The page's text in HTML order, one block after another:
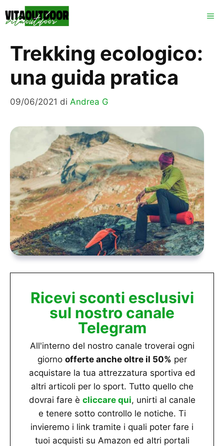
al
Trekking ecologico:
una guida pratica
09/06/2021 di Andrea G
Ricevi sconti esclusivi
sul nostro canale
Telegram
All'interno del nostro canale troverai ogni
giorno offerte anche oltre il 50% per
acquistare la tua attrezzatura sportiva ed
altri articoli per lo sport. Tutto quello che
dovrai fare è cliccare qui, unirti al canale
e tenere sotto controllo le notiche. Ti
invieremo i link tramite i quali poter fare i
tuoi acquisti su Amazon ed altri portali